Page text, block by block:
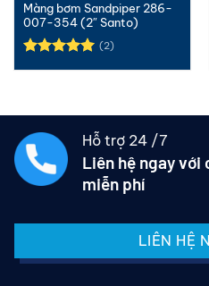
Màng bơm Sandpiper 286-
007-354 (2″ Santo)
Được xếp
(2)
Hỗ trợ 24 /7
Liên hệ ngay với
miễn phí
LIÊN HỆ